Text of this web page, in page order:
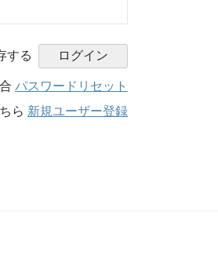
する
パスワードリセット
ら 新規ユーザー登録